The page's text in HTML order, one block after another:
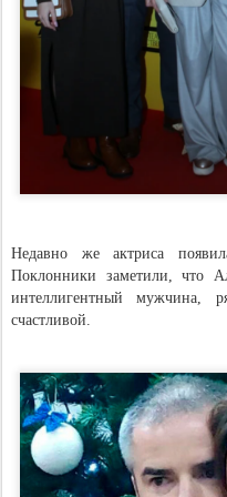
Недавно же актриса
Поклонники заметили, что
интеллигентный мужчина,
счастливой.